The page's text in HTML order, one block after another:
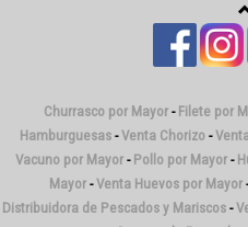
Churrasco por Mayor- Filete por
Hamburguesas -Venta Chorizo -
Vacuno por Mayor - Pollo por Mayor -
Mayor-Venta Huevos por Mayor
Distribuidora de Pescados y Mariscos-